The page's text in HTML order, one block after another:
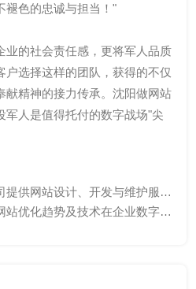
色的忠诚与担当！"
业的社会责任感，更将军人品质
户选择这样的团队，获得的不仅
献精神的接力传承。沈阳做网站
军人是值得托付的数字战场"尖
提供网站设计、开发与维护服
站优化趋势及技术在企业数字化